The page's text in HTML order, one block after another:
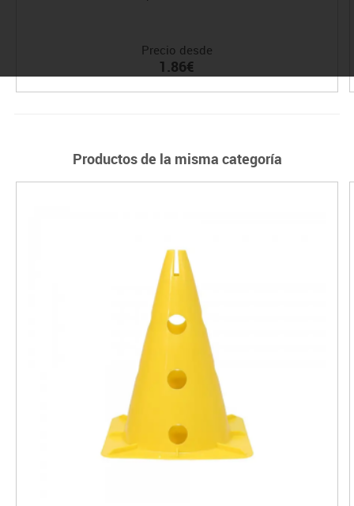
Precio desde
1.86€
Productos de la misma categoría